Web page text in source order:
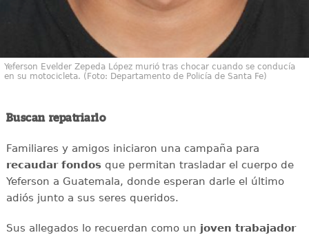
Yeferson Evelder Zepeda López murió tras chocar cuando se conducía
en su motocicleta. (Foto: Departamento de Policía de Santa Fe)
Buscan repatriarlo
Familiares y amigos iniciaron una campaña para
recaudar fondosque permitan trasladar el cuerpo de
Yeferson a Guatemala, donde esperan darle el último
adiós junto a sus seres queridos.
Sus allegados lo recuerdan como un joven trabajador